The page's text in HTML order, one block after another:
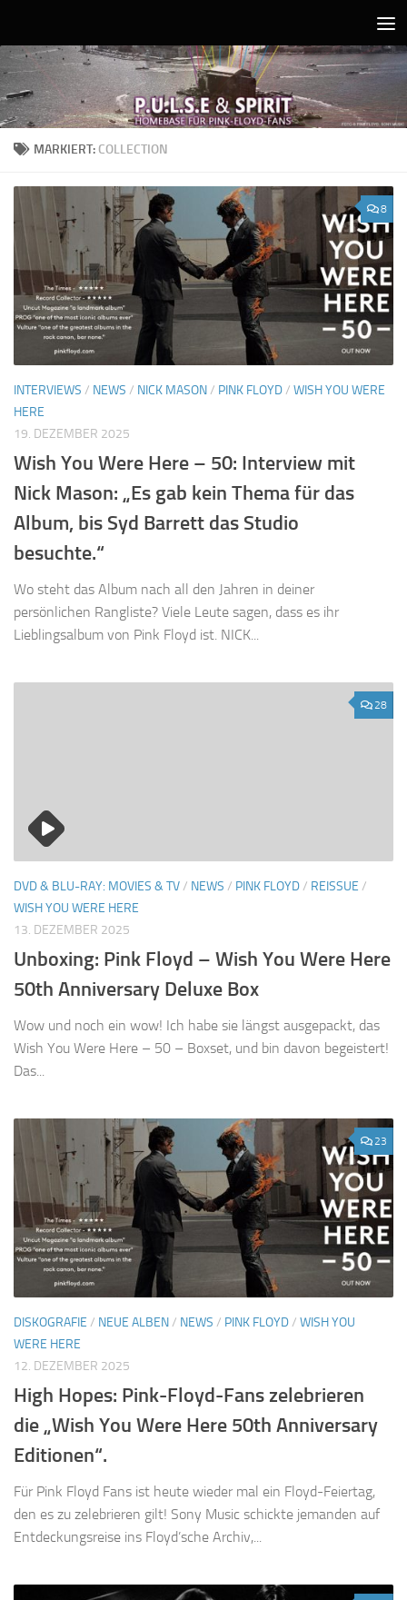
MARKIERT: COLLECTION
8
INTERVIEWS / NEWS / NICK MASON/ PINK FLOYD/ WISH YOU WERE
HERE
19. DEZEMBER 2025
Wish You Were Here – 50: Interview mit
Nick Mason: „Es gab kein Thema für das
Album, bis Syd Barrett das Studio
besuchte.“
Wo steht das Album nach all den Jahren in deiner
persönlichen Rangliste? Viele Leute sagen, dass es ihr
Lieblingsalbum von Pink Floyd ist. NICK...
28
DVD & BLU-RAY: MOVIES & TV/ NEWS / PINK FLOYD/ REISSUE /
WISH YOU WERE HERE
13. DEZEMBER 2025
Unboxing: Pink Floyd – Wish You Were Here
50th Anniversary Deluxe Box
Wow und noch ein wow! Ich habe sie längst ausgepackt, das
Wish You Were Here – 50 – Boxset, und bin davon begeistert!
Das...
23
DISKOGRAFIE / NEUE ALBEN/ NEWS / PINK FLOYD/ WISH YOU
WERE HERE
12. DEZEMBER 2025
High Hopes: Pink-Floyd-Fans zelebrieren
die „Wish You Were Here 50th Anniversary
Editionen“.
Für Pink Floyd Fans ist heute wieder mal ein Floyd-Feiertag,
den es zu zelebrieren gilt! Sony Music schickte jemanden auf
Entdeckungsreise ins Floyd’sche Archiv,...